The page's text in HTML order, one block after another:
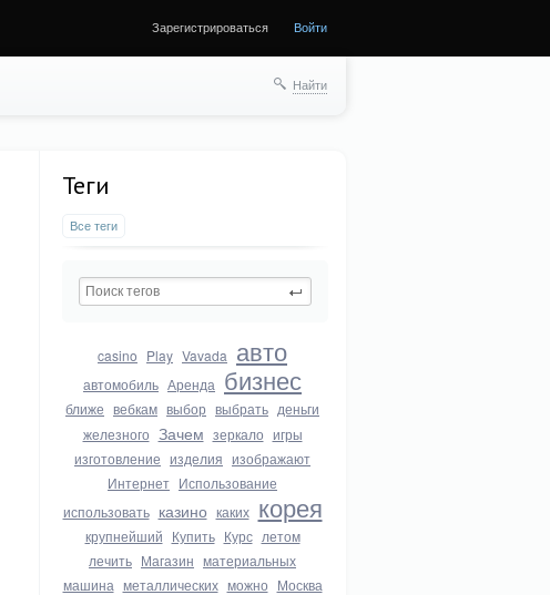
Зарегистрироваться Войти
Найти
Теги
Все теги
casino Play Vavada авто
автомобиль Аренда бизнес
ближе вебкам выбор выбрать деньги
железного Зачем зеркало игры
изготовление изделия изображают
Интернет Использование
использовать казино каких корея
крупнейший Купить Курс летом
лечить Магазин материальных
машина металлических можно Москва